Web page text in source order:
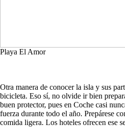
Playa El Amor
Otra manera de conocer la isla y sus
bicicleta. Eso sí, no olvide ir bien
buen protector, pues en Coche casi
fuerza durante todo el año. Prepárese
comida ligera. Los hoteles ofrecen ese